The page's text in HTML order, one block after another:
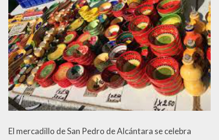
El mercadillo de San Pedro de Alcántara se celebra